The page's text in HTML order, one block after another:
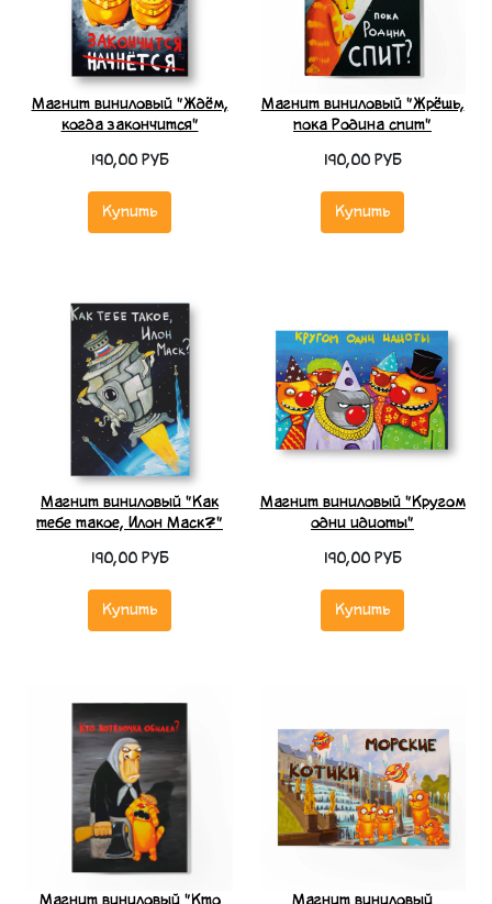
Магнит виниловый "Ждём,
когда закончится"
190,00 РУБ
Купить
Магнит виниловый "Жрёшь,
пока Родина спит"
190,00 РУБ
Купить
Магнит виниловый "Как
тебе такое, Илон Маск?"
190,00 РУБ
Купить
Магнит виниловый "Кругом
одни идиоты"
190,00 РУБ
Купить
Магнит виниловый "Кто Магнит виниловый